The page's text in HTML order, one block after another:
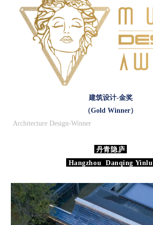
建筑设计-金奖
（Gold Winner）
Architecture Design-Winner
丹青隐庐
Hangzhou Danqing Yinlu